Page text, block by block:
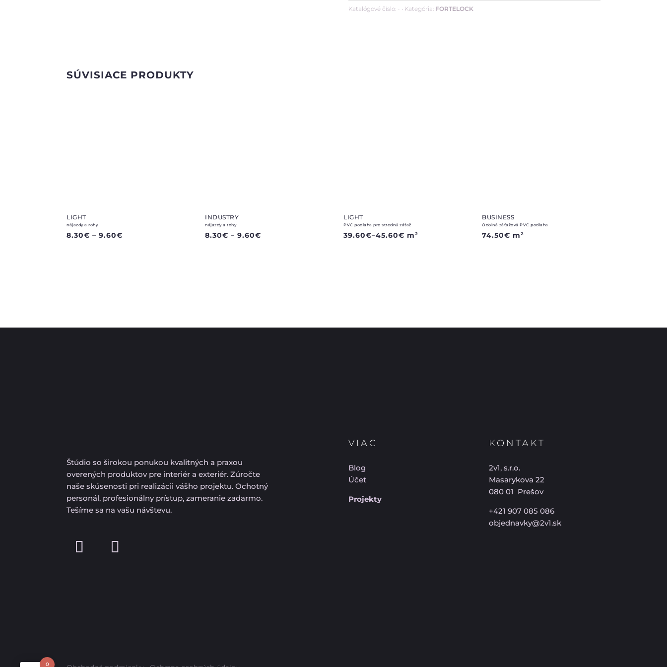
záťažová
Katalógové číslo: - Kategória: FORTELOCK
SÚVISIACE PRODUKTY
LIGHT
nájazdy a rohy
8.30€ –9.60€
INDUSTRY
nájazdy a rohy
8.30€ –9.60€
LIGHT
PVC podlaha pre strednú záťaž
39.60€–45.60€ m²
BUSINESS
Odolná záťažová PVC podlaha
74.50€ m²
Štúdio so širokou ponukou kvalitných a praxou
overených produktov pre interiér a exteriér. Zúročte
naše skúsenosti pri realizácii vášho projektu. Ochotný
personál, profesionálny prístup, zameranie zadarmo.
Tešíme sa na vašu návštevu.
VIAC
Blog
Účet
Projekty
KONTAKT
2v1, s.r.o.
Masarykova 22
080 01 Prešov
+421 907 085 086
objednavky@2v1.sk
0